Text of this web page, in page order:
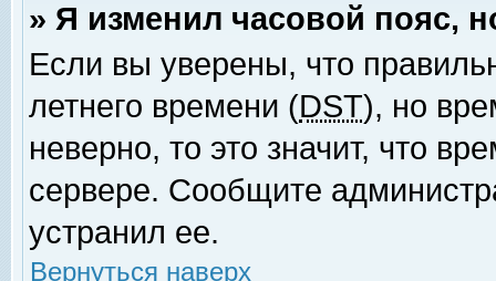
» Я изменил часовой пояс,
Если вы уверены, что
летнего времени (DST), но
неверно, то это значит, что
сервере. Сообщите
устранил ее.
Вернуться наверх